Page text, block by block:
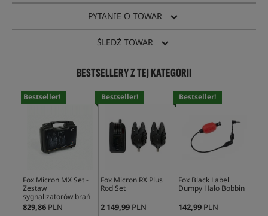
PYTANIE O TOWAR
ŚLEDŹ TOWAR
BESTSELLERY Z TEJ KATEGORII
Bestseller!
Fox Micron MX Set -
Zestaw
sygnalizatorów brań
829,86 PLN
Bestseller!
Fox Micron RX Plus
Rod Set
2 149,99 PLN
Bestseller!
Fox Black Label
Dumpy Halo Bobbin
142,99 PLN